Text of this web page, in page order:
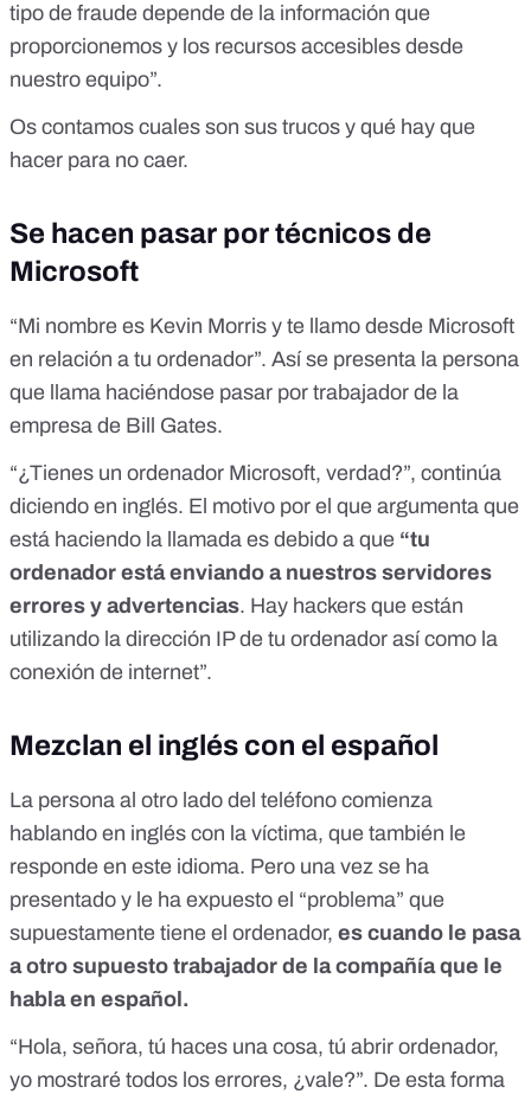
tipo de fraude depende de la información que
proporcionemos y los recursos accesibles desde
nuestro equipo”.
Os contamos cuales son sus trucos y qué hay que
hacer para no caer.
Se hacen pasar por técnicos de
Microsoft
“Mi nombre es Kevin Morris y te llamo desde Microsoft
en relación a tu ordenador”. Así se presenta la persona
que llama haciéndose pasar por trabajador de la
empresa de Bill Gates.
“¿Tienes un ordenador Microsoft, verdad?”, continúa
diciendo en inglés. El motivo por el que argumenta que
está haciendo la llamada es debido a que “tu
ordenador está enviando a nuestros servidores
errores y advertencias. Hay hackers que están
utilizando la dirección IP de tu ordenador así como la
conexión de internet”.
Mezclan el inglés con el español
La persona al otro lado del teléfono comienza
hablando en inglés con la víctima, que también le
responde en este idioma. Pero una vez se ha
presentado y le ha expuesto el “problema” que
supuestamente tiene el ordenador, es cuando le pasa
a otro supuesto trabajador de la compañía que le
habla en español.
“Hola, señora, tú haces una cosa, tú abrir ordenador,
yo mostraré todos los errores, ¿vale?”. De esta forma